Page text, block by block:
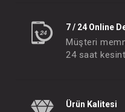
7 / 24 Online
Müşteri
24 saat
Ürün Kalitesi